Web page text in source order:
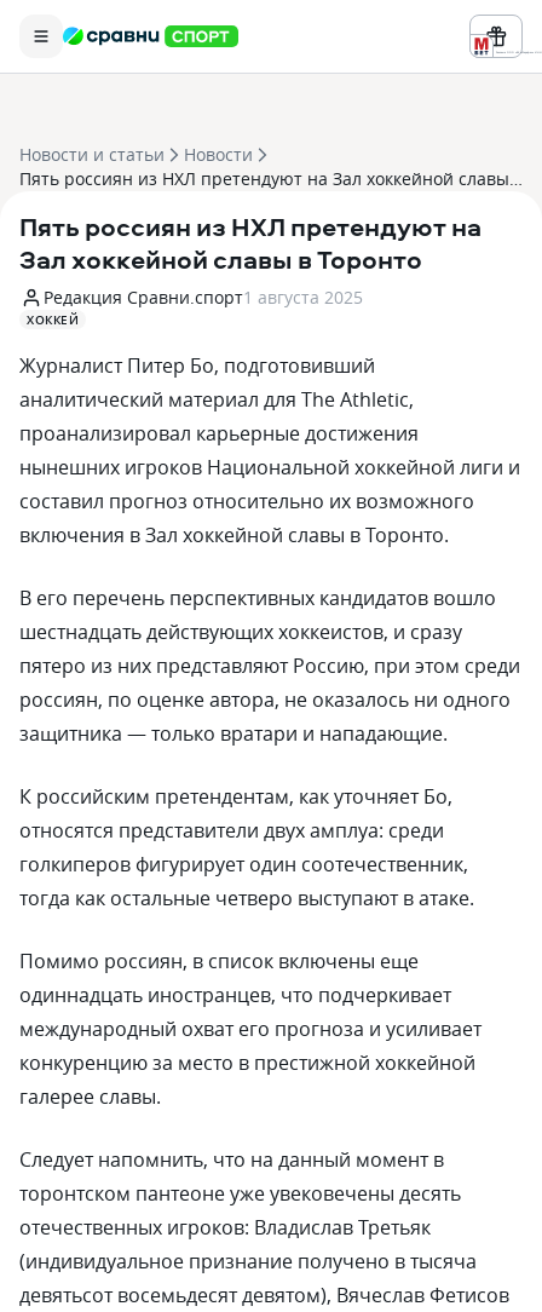
Реклама ООО «БК «Марафон» ИНН
Новости и статьи
Новости
Пять россиян из НХЛ претендуют на Зал хоккейной славы в Торонто
Пять россиян из НХЛ претендуют на
Зал хоккейной славы в Торонто
Редакция Сравни.спорт1 августа 2025
ХОККЕЙ
Журналист Питер Бо, подготовивший
аналитический материал для The Athletic,
проанализировал карьерные достижения
нынешних игроков Национальной хоккейной лиги и
составил прогноз относительно их возможного
включения в Зал хоккейной славы в Торонто.
В его перечень перспективных кандидатов вошло
шестнадцать действующих хоккеистов, и сразу
пятеро из них представляют Россию, при этом среди
россиян, по оценке автора, не оказалось ни одного
защитника — только вратари и нападающие.
К российским претендентам, как уточняет Бо,
относятся представители двух амплуа: среди
голкиперов фигурирует один соотечественник,
тогда как остальные четверо выступают в атаке.
Помимо россиян, в список включены еще
одиннадцать иностранцев, что подчеркивает
международный охват его прогноза и усиливает
конкуренцию за место в престижной хоккейной
галерее славы.
Следует напомнить, что на данный момент в
торонтском пантеоне уже увековечены десять
отечественных игроков: Владислав Третьяк
(индивидуальное признание получено в тысяча
девятьсот восемьдесят девятом), Вячеслав Фетисов